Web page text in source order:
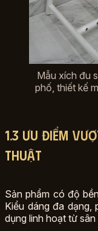
Mẫu xích đu
phố, thiết kế
1.3 Ưu điểm
thuật
Sản phẩm có độ
Kiểu dáng đa dạng,
dụng linh hoạt từ